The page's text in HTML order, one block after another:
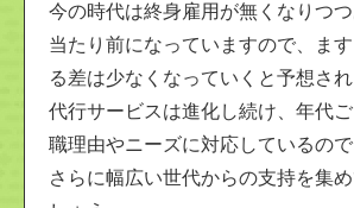
今の時代は終身雇用が無くなりつ
当たり前になっていますので、ま
る差は少なくなっていくと予想され
代行サービスは進化し続け、年代
職理由やニーズに対応しているの
さらに幅広い世代からの支持を集